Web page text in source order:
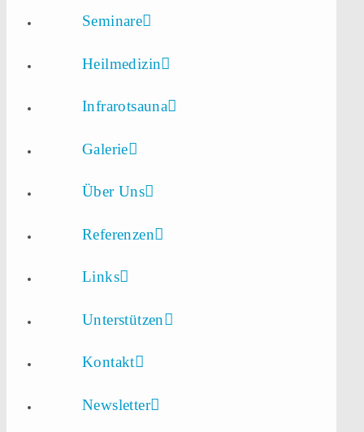
Seminare
Heilmedizin
Infrarotsauna
Galerie
Über Uns
Referenzen
Links
Unterstützen
Kontakt
Newsletter